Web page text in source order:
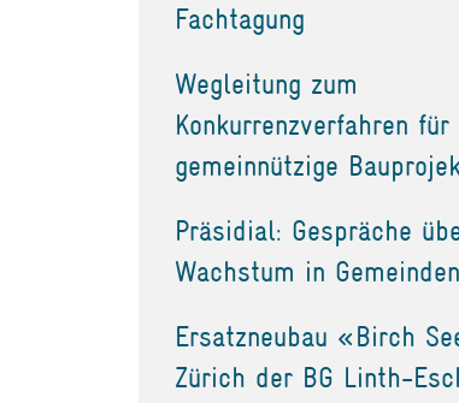
Fachtagung
Wegleitung zum
Konkurrenzverfahren für
gemeinnützige
Präsidial: Gespräche
Wachstum in Gemeinden
Ersatzneubau «Birch
Zürich der BG Linth-